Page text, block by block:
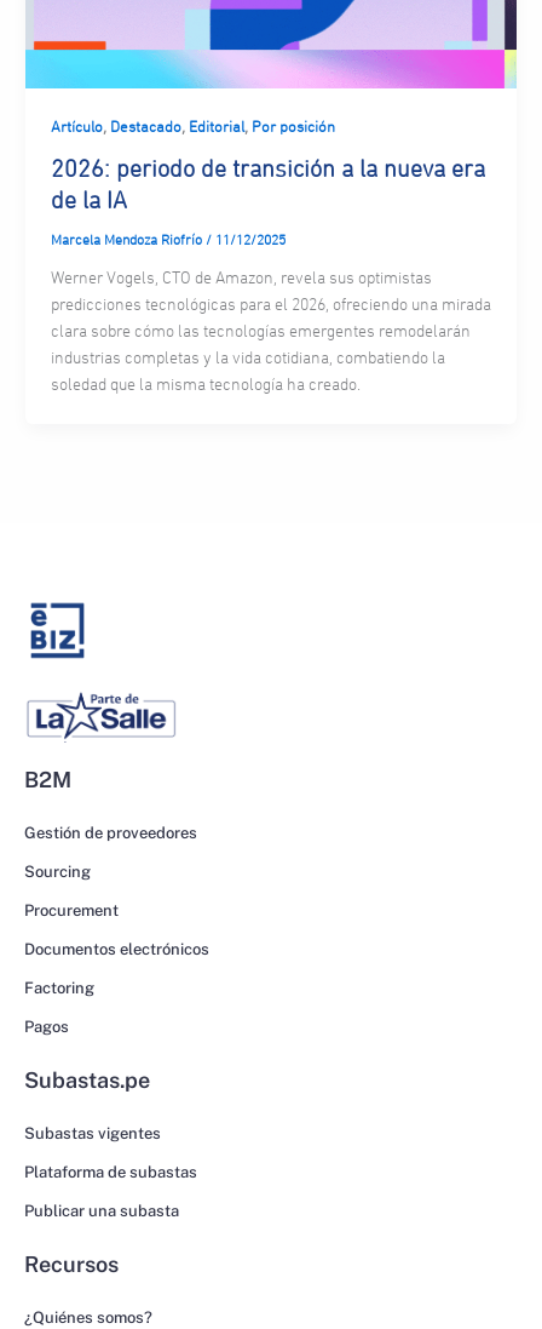
Artículo, Destacado, Editorial, Por posición
2026: periodo de transición a la nueva era
de la IA
Marcela Mendoza Riofrío / 11/12/2025
Werner Vogels, CTO de Amazon, revela sus optimistas
predicciones tecnológicas para el 2026, ofreciendo una mirada
clara sobre cómo las tecnologías emergentes remodelarán
industrias completas y la vida cotidiana, combatiendo la
soledad que la misma tecnología ha creado.
B2M
Gestión de proveedores
Sourcing
Procurement
Documentos electrónicos
Factoring
Pagos
Subastas.pe
Subastas vigentes
Plataforma de subastas
Publicar una subasta
Recursos
¿Quiénes somos?